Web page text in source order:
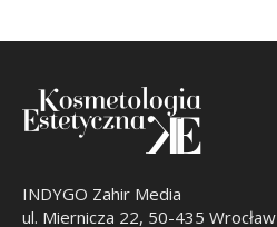
INDYGO Zahir Media
ul. Miernicza 22, 50-435 Wrocław